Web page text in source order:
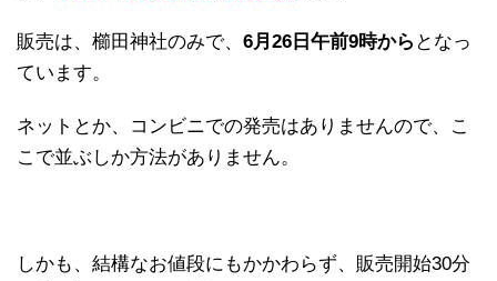
販売は、櫛田神社のみで、 6月26日午前9時から となっ
ています。
ネットとか、コンビニでの発売はありませんので、こ
こで並ぶしか方法がありません。
しかも、結構なお値段にもかかわらず、販売開始30分